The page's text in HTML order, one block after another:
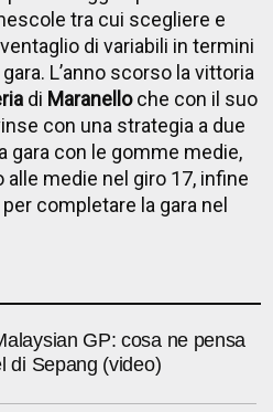
tra cui scegliere e
di variabili in termini
L’anno scorso la vittoria
di Maranelloche con il suo
con una strategia a due
gara con le gomme medie,
medie nel giro 17, infine
completare la gara nel
GP: cosa ne pensa
di Sepang (video)